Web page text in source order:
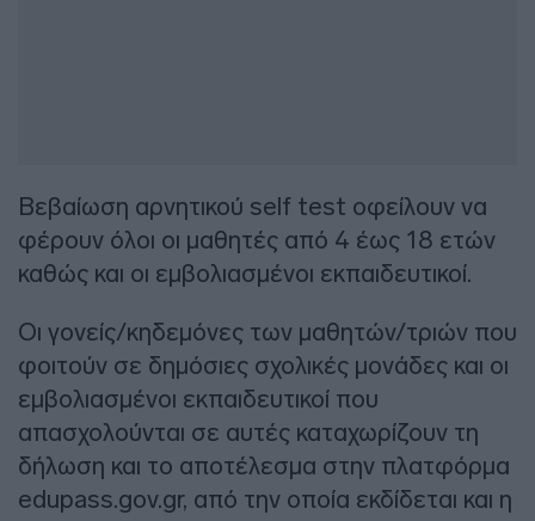
Βεβαίωση αρνητικού self test οφείλουν να
φέρουν όλοι οι μαθητές από 4 έως 18 ετών
καθώς και οι εμβολιασμένοι εκπαιδευτικοί.
Οι γονείς/κηδεμόνες των μαθητών/τριών που
φοιτούν σε δημόσιες σχολικές μονάδες και οι
εμβολιασμένοι εκπαιδευτικοί που
απασχολούνται σε αυτές καταχωρίζουν τη
δήλωση και το αποτέλεσμα στην πλατφόρμα
edupass.gov.gr, από την οποία εκδίδεται και η